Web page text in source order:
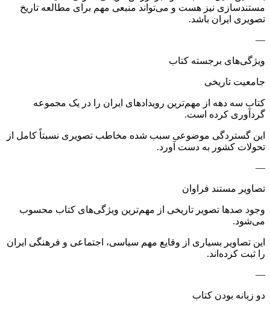
مستندسازی نیز هست و می‌تواند منبعی مهم برای مطالعه تاریخ
تصویری ایران باشد.
—
ویژگی‌های برجسته کتاب
جامعیت تاریخی
کتاب سه دهه از مهم‌ترین رویدادهای ایران را در یک مجموعه
گردآوری کرده است.
این گستردگی موضوعی سبب شده مخاطب تصویری نسبتاً کامل از
تحولات کشور به دست آورد.
—
تصاویر مستند فراوان
وجود صدها تصویر تاریخی از مهم‌ترین ویژگی‌های کتاب محسوب
می‌شود.
این تصاویر بسیاری از وقایع مهم سیاسی، اجتماعی و فرهنگی ایران
را ثبت کرده‌اند.
—
دو زبانه بودن کتاب